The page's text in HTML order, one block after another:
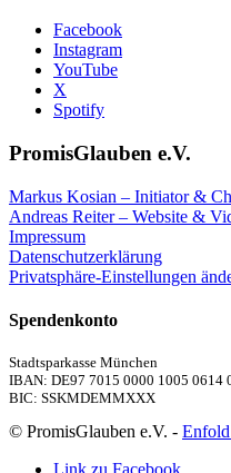
Facebook
Instagram
YouTube
X
Spotify
PromisGlauben e.V.
Markus Kosian – Initiator &
Andreas Reiter – Website &
Impressum
Datenschutzerklärung
Privatsphäre-Einstellungen
Spendenkonto
Stadtsparkasse München
IBAN: DE97 7015 0000 1005 0614
BIC: SSKMDEMMXXX
© PromisGlauben e.V. -